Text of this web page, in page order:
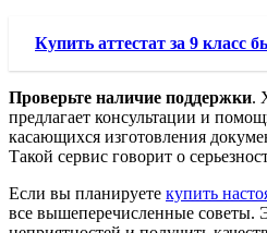
Купить аттестат за 9 класс
Проверьте наличие поддержки.
предлагает консультации и
касающихся изготовления
Такой сервис говорит о
Если вы планируете купить
все вышеперечисленные советы.